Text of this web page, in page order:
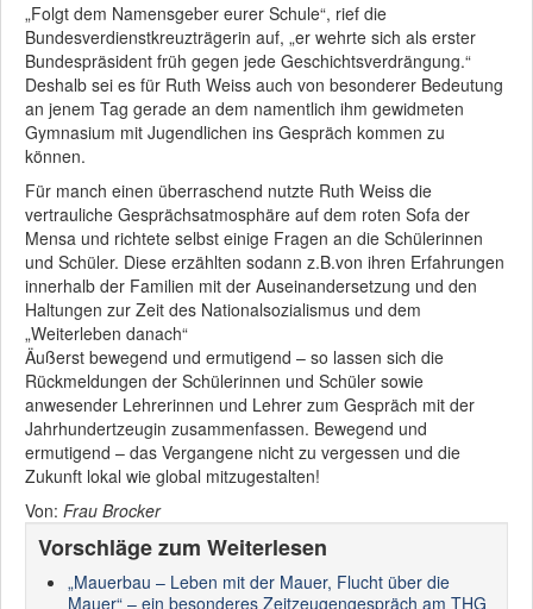
„Folgt dem Namensgeber eurer Schule“, rief die
Bundesverdienstkreuzträgerin auf, „er wehrte sich als erster
Bundespräsident früh gegen jede Geschichtsverdrängung.“
Deshalb sei es für Ruth Weiss auch von besonderer Bedeutung
an jenem Tag gerade an dem namentlich ihm gewidmeten
Gymnasium mit Jugendlichen ins Gespräch kommen zu
können.
Für manch einen überraschend nutzte Ruth Weiss die
vertrauliche Gesprächsatmosphäre auf dem roten Sofa der
Mensa und richtete selbst einige Fragen an die Schülerinnen
und Schüler. Diese erzählten sodann z.B.von ihren Erfahrungen
innerhalb der Familien mit der Auseinandersetzung und den
Haltungen zur Zeit des Nationalsozialismus und dem
„Weiterleben danach“
Äußerst bewegend und ermutigend – so lassen sich die
Rückmeldungen der Schülerinnen und Schüler sowie
anwesender Lehrerinnen und Lehrer zum Gespräch mit der
Jahrhundertzeugin zusammenfassen. Bewegend und
ermutigend – das Vergangene nicht zu vergessen und die
Zukunft lokal wie global mitzugestalten!
Von: Frau Brocker
Vorschläge zum Weiterlesen
„Mauerbau – Leben mit der Mauer, Flucht über die
Mauer“ – ein besonderes Zeitzeugengespräch am THG